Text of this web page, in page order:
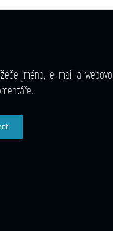
jméno, e-mail a